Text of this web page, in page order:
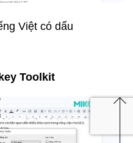
Việt có dấu
Toolkit